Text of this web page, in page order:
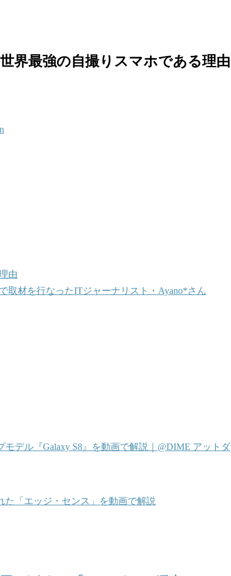
界最強の自撮りスマホである理由
由
取材を行なったITジャーナリスト・Ayano*さん
デル『Galaxy S8』を動画で解説｜@DIME アットダ
た「エッジ・センス」を動画で解説